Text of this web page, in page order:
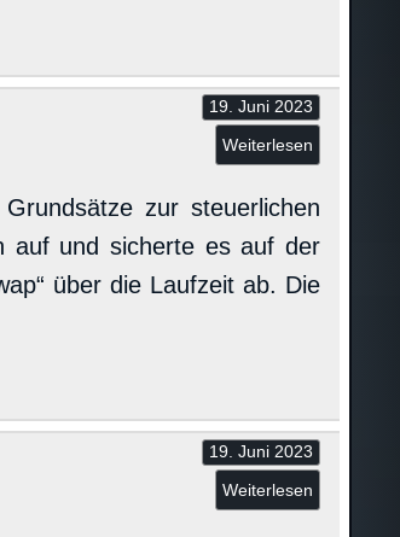
19. Juni 2023
Weiterlesen
zur steuerlichen
auf und sicherte es auf der
über die Laufzeit ab. Die
19. Juni 2023
Weiterlesen